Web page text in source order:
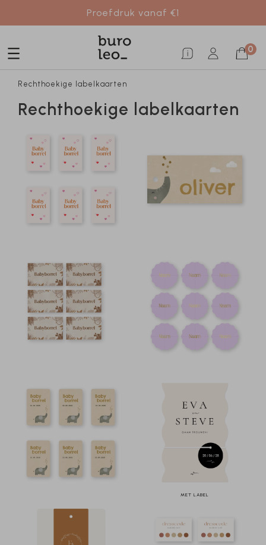
Proefdruk vanaf €1
0
Rechthoekige labelkaarten
Rechthoekige labelkaarten
MET LABEL